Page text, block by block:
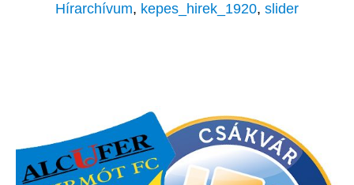
Hírarchívum, kepes_hirek_1920, slider